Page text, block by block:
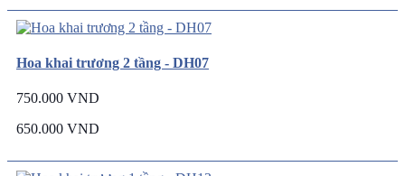
Hoa khai trương 2 tầng - DH07
750.000 VND
650.000 VND